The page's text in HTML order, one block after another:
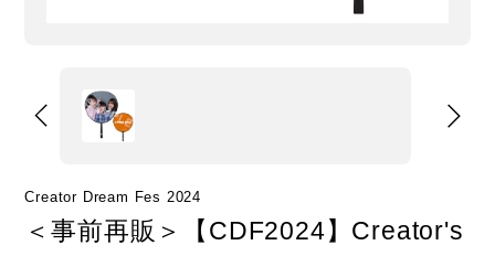
Creator Dream Fes 2024
＜事前再販＞【CDF2024】Creator's